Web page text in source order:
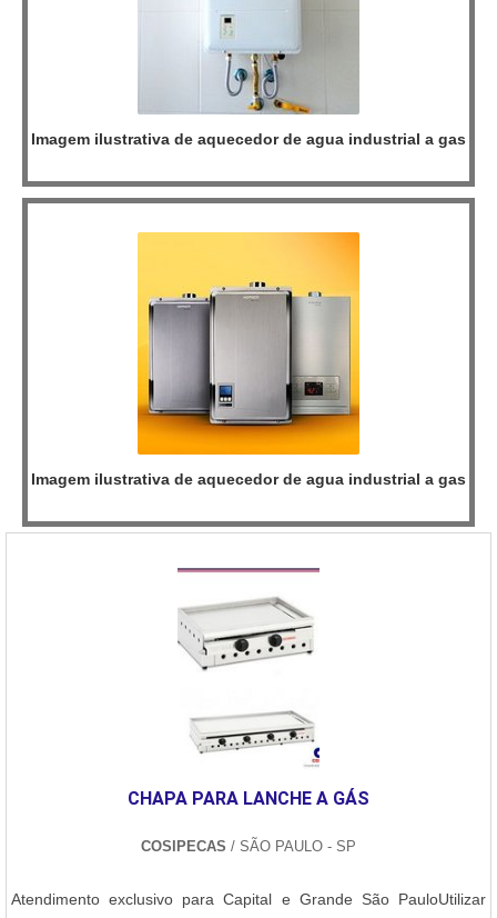
Imagem ilustrativa de aquecedor de agua industrial a gas
Imagem ilustrativa de aquecedor de agua industrial a gas
CHAPA PARA LANCHE A GÁS
COSIPECAS / SÃO PAULO - SP
Atendimento exclusivo para Capital e Grande São PauloUtilizar